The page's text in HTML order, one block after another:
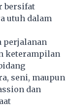
bersifat
utuh dalam
perjalanan
keterampilan
seni, maupun
dan